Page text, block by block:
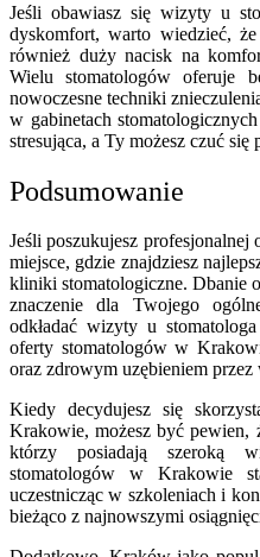
Jeśli obawiasz się wizyty u
dyskomfort, warto wiedzieć,
również duży nacisk na
Wielu stomatologów oferuje
nowoczesne techniki
w gabinetach
stresująca, a Ty możesz czuć
Podsumowanie
Jeśli poszukujesz
miejsce, gdzie znajdziesz
kliniki stomatologiczne. Dbanie
znaczenie dla Twojego
odkładać wizyty u
oferty stomatologów w
oraz zdrowym uzębieniem przez
Kiedy decydujesz się
Krakowie, możesz być pewien,
którzy posiadają szeroką
stomatologów w Krakowie
uczestnicząc w szkoleniach i
bieżąco z najnowszymi